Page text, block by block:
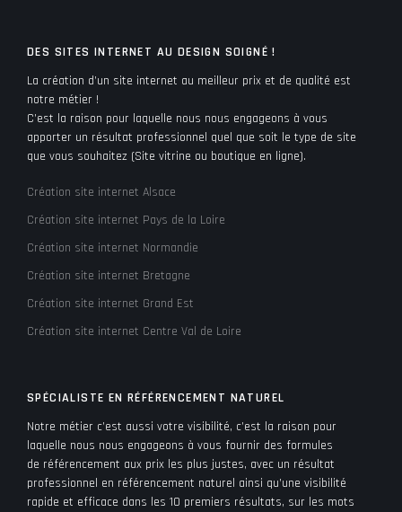
DES SITES INTERNET AU DESIGN SOIGNÉ !
La création d’un site internet au meilleur prix et de qualité est
notre métier !
C’est la raison pour laquelle nous nous engageons à vous
apporter un résultat professionnel quel que soit le type de site
que vous souhaitez (Site vitrine ou boutique en ligne).
Création site internet Alsace
Création site internet Pays de la Loire
Création site internet Normandie
Création site internet Bretagne
Création site internet Grand Est
Création site internet Centre Val de Loire
SPÉCIALISTE EN RÉFÉRENCEMENT NATUREL
Notre métier c’est aussi votre visibilité, c’est la raison pour
laquelle nous nous engageons à vous fournir des formules
de référencement aux prix les plus justes, avec un résultat
professionnel en référencement naturel ainsi qu’une visibilité
rapide et efficace dans les 10 premiers résultats, sur les mots